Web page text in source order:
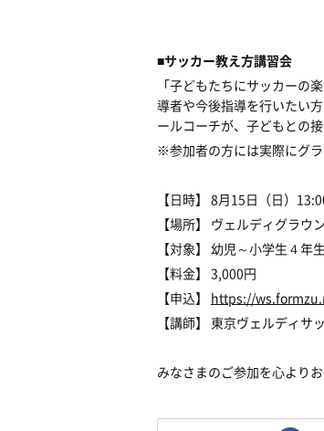
■サッカー教え方講習会
「子どもたちにサッカーの
導者や今後指導を行いたい
ールコーチが、子どもとの
※参加者の方には実際にグ
【日時】 8月15日（日）
【場所】 ヴェルディグラウ
【対象】 幼児～小学生４
【料金】 3,000円
【申込】 https://
【講師】 東京ヴェルディサ
みなさまのご参加を心より